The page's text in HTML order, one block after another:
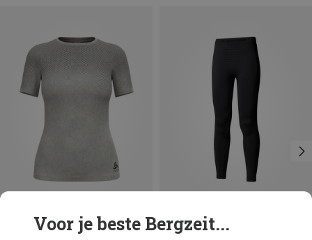
Maten
S M L XL
Je bespaart 39%
Voor je beste Bergzeit...